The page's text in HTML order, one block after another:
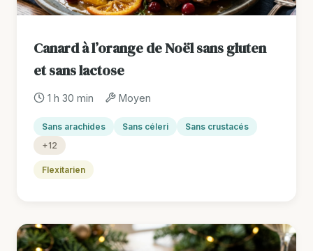
Canard à l’orange de Noël sans gluten
et sans lactose
1 h 30 min Moyen
Sans arachides Sans céleri
Sans crustacés
+12
Flexitarien